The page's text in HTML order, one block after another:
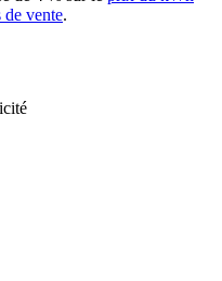
de vente.